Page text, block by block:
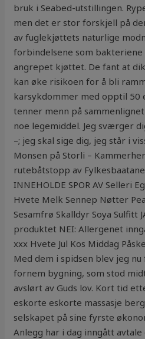
bruk i Seabed-utstillingen.
men det er stor forskjell på
av fuglekjøttets naturlige
forbindelsene som
angrepet kjøttet. De fant at
kan øke risikoen for å bli
karsykdommer med opptil 50
tenner menn på
noe legemiddel. Jeg sværger
–; jeg skal sige dig, jeg står i
Monsen på Storli –
rutebåtstopp av
INNEHOLDE SPOR AV Selleri
Hvete Melk Sennep Nøtter
Sesamfrø Skalldyr Soya Sulfitt
produktet NEI: Allergenet
xxx Hvete Jul Kos Middag
Med dem i spidsen blev jeg
fornem bygning, som stod
avslørt av Guds lov. Kort tid
eskorte eskorte massasje
selskapet på sine fyrste
Anlegg har i dag inngått